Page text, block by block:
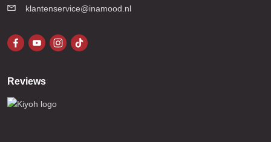
klantenservice@inamood.nl
Reviews